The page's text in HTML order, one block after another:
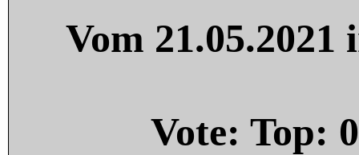
Vom
Vote: Top: 0